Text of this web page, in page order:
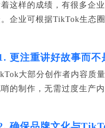
这样的成绩，有很多企
企业可根据TikTok生态
更注重讲好故事而不
大部分创作者内容质
的制作，无需过度生产